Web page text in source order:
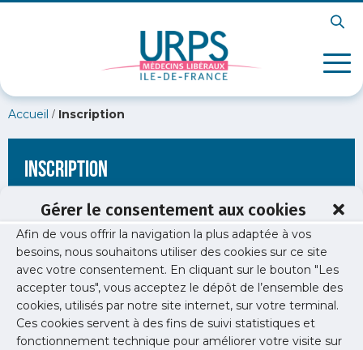
Gérer le consentement aux cookies
Afin de vous offrir la navigation la plus adaptée à vos
besoins, nous souhaitons utiliser des cookies sur ce site
avec votre consentement. En cliquant sur le bouton "Les
accepter tous", vous acceptez le dépôt de l’ensemble des
cookies, utilisés par notre site internet, sur votre terminal.
Ces cookies servent à des fins de suivi statistiques et
fonctionnement technique pour améliorer votre visite sur
Accueil / Inscription
Inscription
[wppb-register form_name="inscription"
redirect_url="https://www.urps-med-idf.org/medecins-faire-
face-aux-violences-v-terrenoir/"]